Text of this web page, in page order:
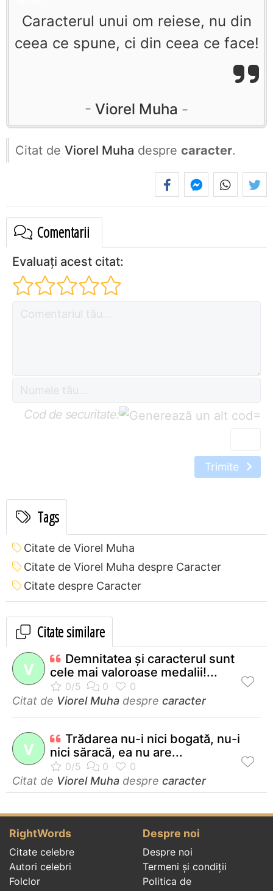
Caracterul unui om reiese, nu din
ceea ce spune, ci din ceea ce face!
Viorel Muha
Citat de Viorel Muha despre caracter.
Comentarii
Evaluați acest citat:
Cod de securitate: =
Trimite
Tags
Citate de Viorel Muha
Citate de Viorel Muha despre Caracter
Citate despre Caracter
Citate similare
V
Demnitatea şi caracterul sunt
cele mai valoroase medalii!...
Citat de Viorel Muha despre caracter
V
Trădarea nu-i nici bogată, nu-i
nici săracă, ea nu are...
Citat de Viorel Muha despre caracter
RightWords
Citate celebre
Autori celebri
Folclor
Despre noi
Despre noi
Termeni și condiții
Politica de